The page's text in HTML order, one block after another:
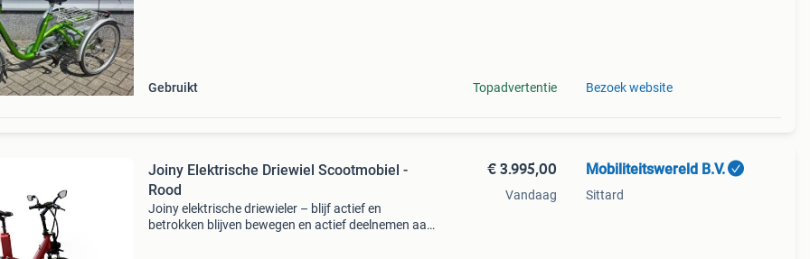
Gebruikt Topadvertentie Bezoek website
Joiny Elektrische Driewiel Scootmobiel -
Rood
Joiny elektrische driewieler – blijf actief en
betrokken blijven bewegen en actief deelnemen aan
€ 3.995,00
Vandaag
Mobiliteitswereld B.V.
Sittard